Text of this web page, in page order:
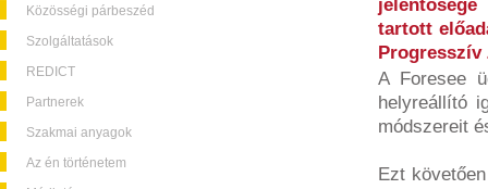
Közösségi párbeszéd
Szolgáltatások
REDICT
Partnerek
Szakmai anyagok
Az én történetem
tartott
Progresszív
A Foresee
helyreállító
módszereit
Ezt